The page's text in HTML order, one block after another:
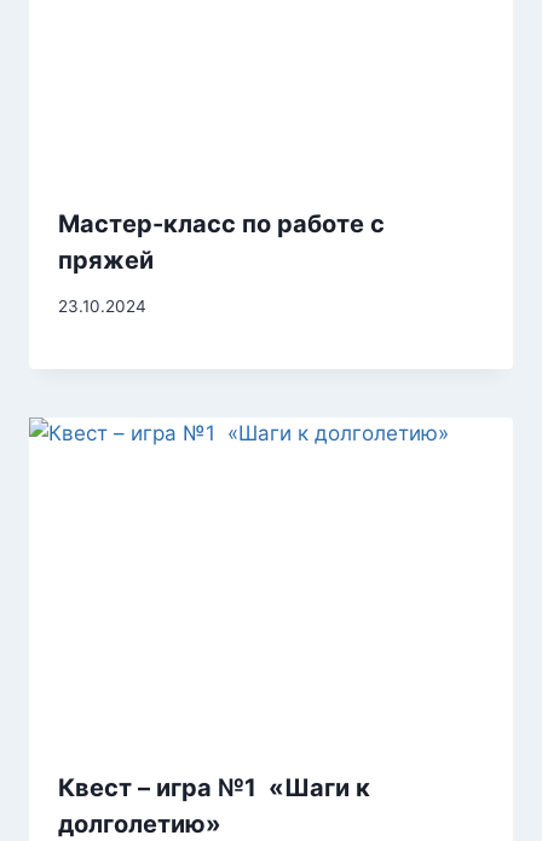
Мастер-класс по работе с
пряжей
23.10.2024
Квест – игра №1 «Шаги к
долголетию»